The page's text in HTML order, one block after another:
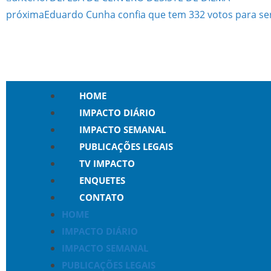
próximaEduardo Cunha confia que tem 332 votos para
HOME
IMPACTO DIÁRIO
IMPACTO SEMANAL
PUBLICAÇÕES LEGAIS
TV IMPACTO
ENQUETES
CONTATO
HOME
IMPACTO DIÁRIO
IMPACTO SEMANAL
PUBLICAÇÕES LEGAIS